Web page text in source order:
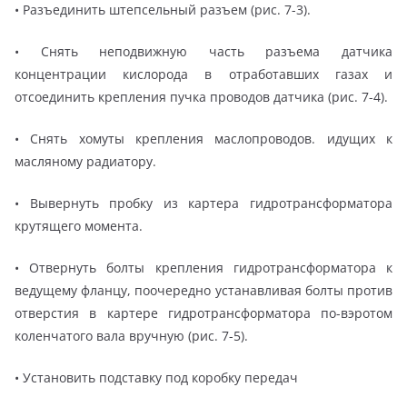
• Разъединить штепсельный разъем (рис. 7-3).
• Снять неподвижную часть разъема датчика
концентрации кислорода в отработавших газах и
отсоединить крепления пучка проводов датчика (рис. 7-4).
• Снять хомуты крепления маслопроводов. идущих к
масляному радиатору.
• Вывернуть пробку из картера гидротрансформатора
крутящего момента.
• Отвернуть болты крепления гидротрансформатора к
ведущему фланцу, поочередно устанавливая болты против
отверстия в картере гидротрансформатора по-вэротом
коленчатого вала вручную (рис. 7-5).
• Установить подставку под коробку передач